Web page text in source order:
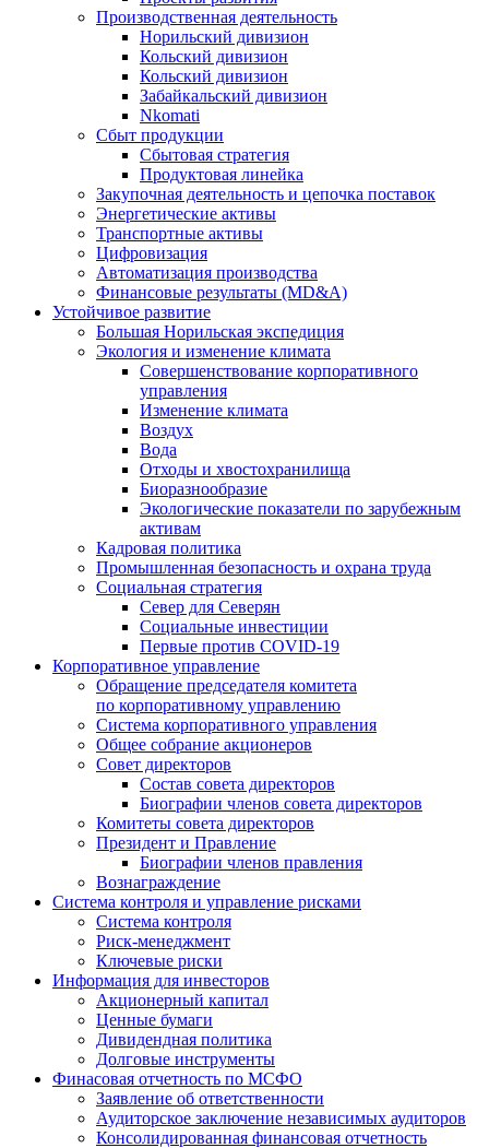
Производственная деятельность
Норильский дивизион
Кольский дивизион
Кольский дивизион
Забайкальский дивизион
Nkomati
Сбыт продукции
Сбытовая стратегия
Продуктовая линейка
Закупочная деятельность и цепочка поставок
Энергетические активы
Транспортные активы
Цифровизация
Автоматизация производства
Финансовые результаты (MD&A)
Устойчивое развитие
Большая Норильская экспедиция
Экология и изменение климата
Совершенствование корпоративного
управления
Изменение климата
Воздух
Вода
Отходы и хвостохранилища
Биоразнообразие
Экологические показатели по зарубежным
активам
Кадровая политика
Промышленная безопасность и охрана труда
Социальная стратегия
Север для Северян
Социальные инвестиции
Первые против COVID‑19
Корпоративное управление
Обращение председателя комитета
по корпоративному управлению
Система корпоративного управления
Общее собрание акционеров
Совет директоров
Состав совета директоров
Биографии членов совета директоров
Комитеты совета директоров
Президент и Правление
Биографии членов правления
Вознаграждение
Система контроля и управление рисками
Система контроля
Риск-менеджмент
Ключевые риски
Информация для инвесторов
Акционерный капитал
Ценные бумаги
Дивидендная политика
Долговые инструменты
Финасовая отчетность по МСФО
Заявление об ответственности
Аудиторское заключение независимых аудиторов
Консолидированная финансовая отчетность